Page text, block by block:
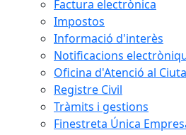
Factura electrònica
Impostos
Informació d'interès
Notificacions
Oficina d'Atenció al
Registre Civil
Tràmits i gestions
Finestreta Única